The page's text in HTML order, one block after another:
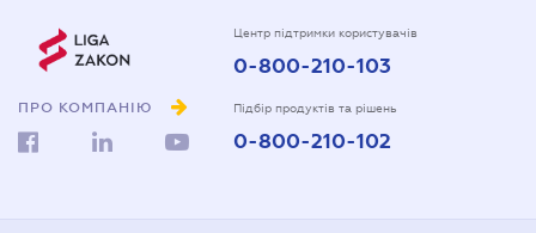
ПРО КОМПАНІЮ
Центр підтримки користувачів
0-800-210-103
Підбір продуктів та рішень
0-800-210-102